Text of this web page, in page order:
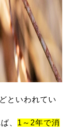
といわれてい
、 1～2年で消